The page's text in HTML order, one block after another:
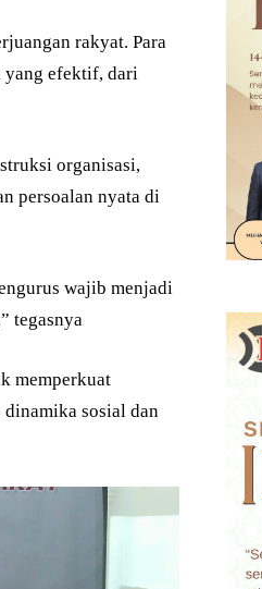
rakyat. Para
yang efektif, dari
organisasi,
persoalan nyata di
wajib menjadi
tegasnya
memperkuat
sosial dan